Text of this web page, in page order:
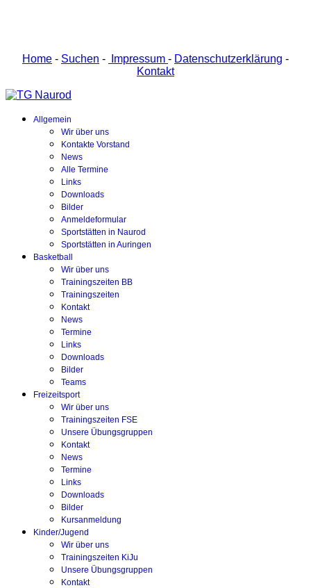
Home - Suchen - Impressum - Datenschutzerklärung -
Kontakt
Allgemein
Wir über uns
Kontakte Vorstand
News
Alle Termine
Links
Downloads
Bilder
Anmeldeformular
Sportstätten in Naurod
Sportstätten in Auringen
Basketball
Wir über uns
Trainingszeiten BB
Trainingszeiten
Kontakt
News
Termine
Links
Downloads
Bilder
Teams
Freizeitsport
Wir über uns
Trainingszeiten FSE
Unsere Übungsgruppen
Kontakt
News
Termine
Links
Downloads
Bilder
Kursanmeldung
Kinder/Jugend
Wir über uns
Trainingszeiten KiJu
Unsere Übungsgruppen
Kontakt